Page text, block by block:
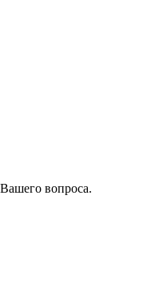
вопроса.